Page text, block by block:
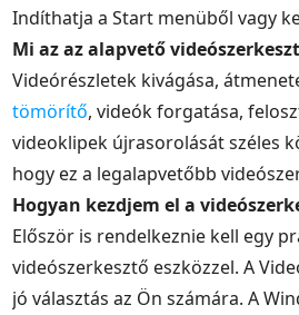
Indíthatja a Start menüből vagy
Mi az az alapvető
Videórészletek kivágása,
tömörítő, videók forgatása,
videoklipek újrasorolását széles
hogy ez a legalapvetőbb
Hogyan kezdjem el a
Először is rendelkeznie kell egy
videószerkesztő eszközzel. A
jó választás az Ön számára. A